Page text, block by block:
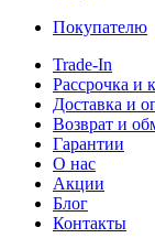
Покупателю
Trade-In
Рассрочка и
Доставка и
Возврат и
Гарантии
О нас
Акции
Блог
Контакты